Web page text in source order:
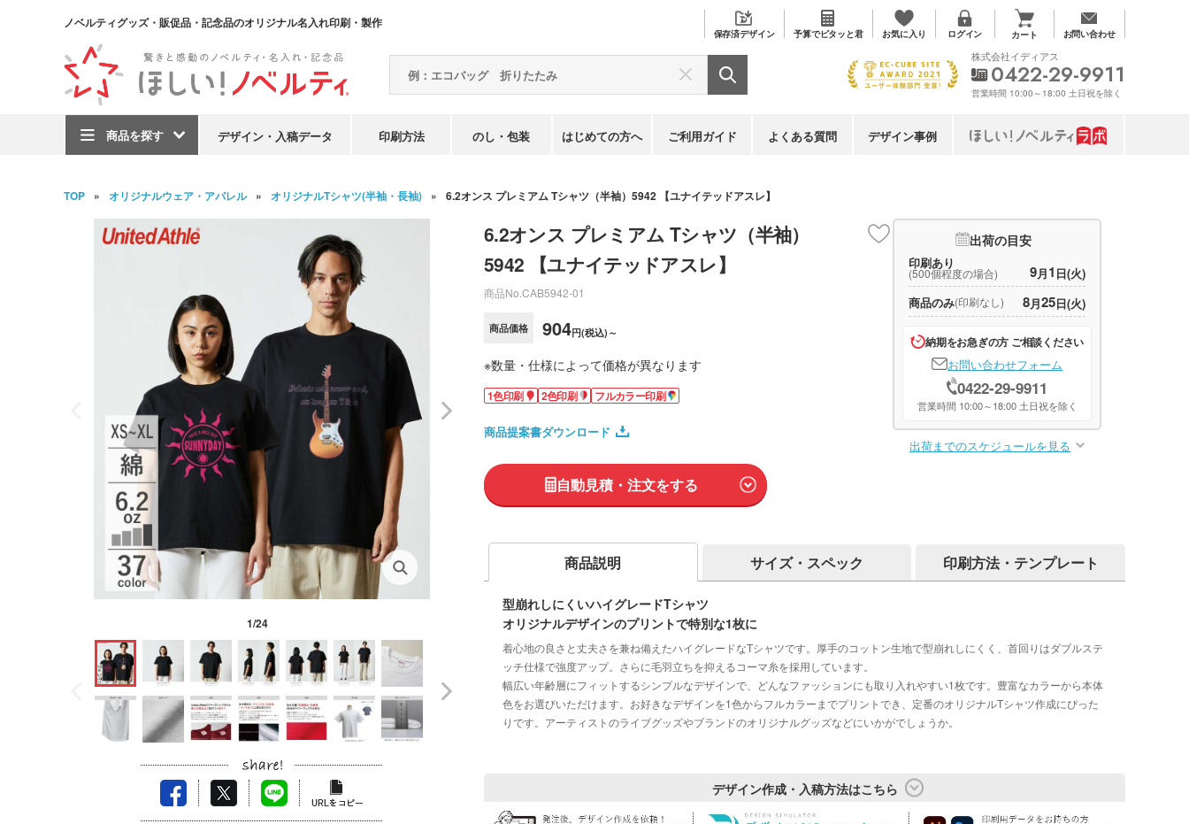
ノベルティグッズ・販促品・記念品のオリジナル名入れ印刷・製作
保存済デザイン 予算でピタッと君 お気に入り ログイン カート お問い合わせ
商品を探す デザイン・入稿データ 印刷方法 のし・包装 はじめての方へ ご利用ガイド よくある質問 デザイン事例
株式会社イディアス
0422-29-9911
営業時間 10:00～18:00 土日祝を除く
TOP オリジナルウェア・アパレル オリジナルTシャツ(半袖・長袖) 6.2オンス プレミアム Tシャツ（半袖）5942 【ユナイテッドアスレ】
1/24
6.2オンス プレミアム Tシャツ（半袖）
5942 【ユナイテッドアスレ】
商品No. CAB5942-01
商品価格 904円(税込)～
※数量・仕様によって価格が異なります
1色印刷 2色印刷 フルカラー印刷
商品提案書ダウンロード
自動見積・注文をする
出荷の目安
印刷あり
(500個程度の場合) 9月1 日(火)
商品のみ(印刷なし) 8月25日(火)
納期をお急ぎの方 ご相談ください
お問い合わせフォーム
0422-29-9911
営業時間 10:00～18:00 土日祝を除く
出荷までのスケジュールを見る
商品説明 サイズ・スペック 印刷方法・テンプレート
型崩れしにくいハイグレードTシャツ
オリジナルデザインのプリントで特別な1枚に
着心地の良さと丈夫さを兼ね備えたハイグレードなTシャツです。厚手のコットン生地で型崩れしにくく、首回りはダブルステ
ッチ仕様で強度アップ。さらに毛羽立ちを抑えるコーマ糸を採用しています。
幅広い年齢層にフィットするシンプルなデザインで、どんなファッションにも取り入れやすい1枚です。豊富なカラーから本体
色をお選びいただけます。お好きなデザインを1色からフルカラーまでプリントでき、定番のオリジナルTシャツ作成にぴった
りです。アーティストのライブグッズやブランドのオリジナルグッズなどにいかがでしょうか。
デザイン作成・入稿方法はこちら